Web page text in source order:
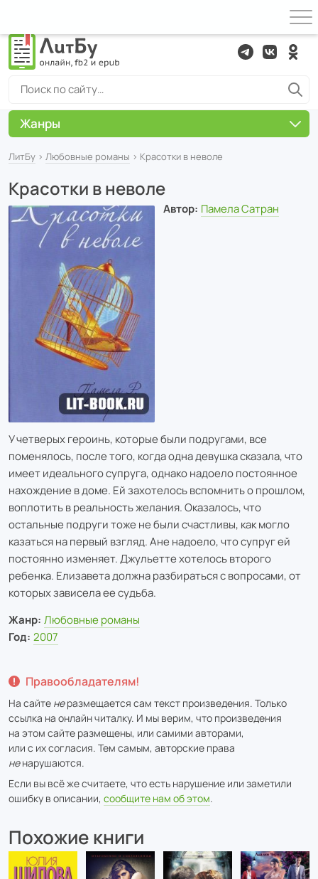
ЛитБу › Любовные романы › Красотки в неволе
Красотки в неволе
Автор: Памела Сатран
У четверых героинь, которые были подругами, все
поменялось, после того, когда одна девушка сказала, что
имеет идеального супруга, однако надоело постоянное
нахождение в доме. Ей захотелось вспомнить о прошлом,
воплотить в реальность желания. Оказалось, что
остальные подруги тоже не были счастливы, как могло
казаться на первый взгляд. Ане надоело, что супруг ей
постоянно изменяет. Джульетте хотелось второго
ребенка. Елизавета должна разбираться с вопросами, от
которых зависела ее судьба.
Жанр: Любовные романы
Год: 2007
Правообладателям!
На сайте неразмещается сам текст произведения. Только
ссылка на онлайн читалку. И мы верим, что произведения
на этом сайте размещены, или самими авторами,
или с их согласия. Тем самым, авторские права
ненарушаются.
Если вы всё же считаете, что есть нарушение или заметили
ошибку в описании, сообщите нам об этом.
Похожие книги
Жанры